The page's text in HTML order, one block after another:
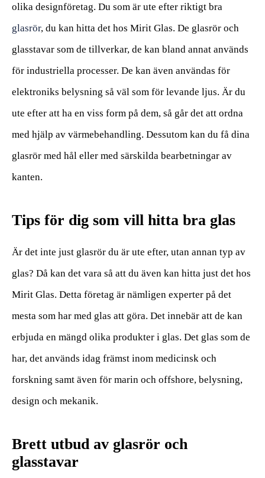
olika designföretag. Du som är ute efter riktigt bra
glasrör, du kan hitta det hos Mirit Glas. De glasrör och
glasstavar som de tillverkar, de kan bland annat används
för industriella processer. De kan även användas för
elektroniks belysning så väl som för levande ljus. Är du
ute efter att ha en viss form på dem, så går det att ordna
med hjälp av värmebehandling. Dessutom kan du få dina
glasrör med hål eller med särskilda bearbetningar av
kanten.
Tips för dig som vill hitta bra glas
Är det inte just glasrör du är ute efter, utan annan typ av
glas? Då kan det vara så att du även kan hitta just det hos
Mirit Glas. Detta företag är nämligen experter på det
mesta som har med glas att göra. Det innebär att de kan
erbjuda en mängd olika produkter i glas. Det glas som de
har, det används idag främst inom medicinsk och
forskning samt även för marin och offshore, belysning,
design och mekanik.
Brett utbud av glasrör och
glasstavar